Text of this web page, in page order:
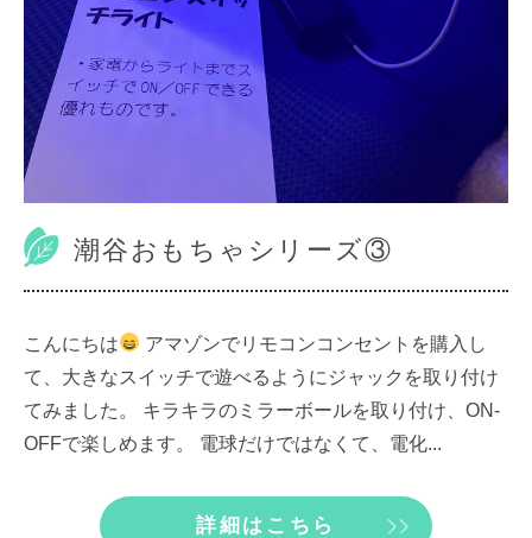
潮谷おもちゃシリーズ③
こんにちは
アマゾンでリモコンコンセントを購入し
て、大きなスイッチで遊べるようにジャックを取り付け
てみました。 キラキラのミラーボールを取り付け、ON-
OFFで楽しめます。 電球だけではなくて、電化...
詳細はこちら